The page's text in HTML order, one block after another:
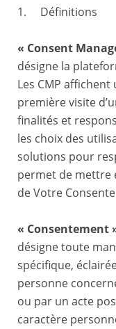
1. Définitions
« Consent
désigne la
Les CMP
première visite
finalités et
les choix des
solutions pour
permet de mettre
de Votre
« Consentement
désigne toute
spécifique,
personne
ou par un acte
caractère